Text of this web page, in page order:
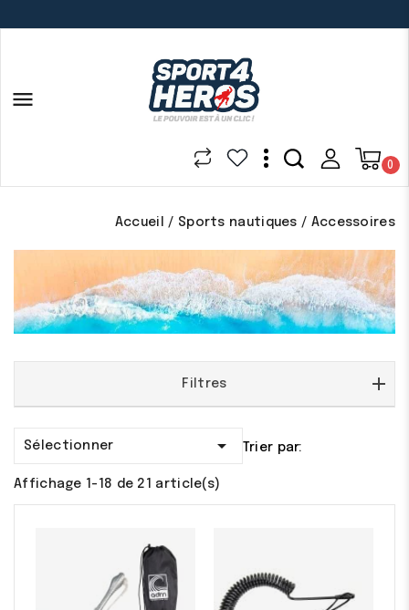

0
Accueil Sports nautiques Accessoires
Filtres
Trier par:
Sélectionner 
Affichage 1-18 de 21 article(s)